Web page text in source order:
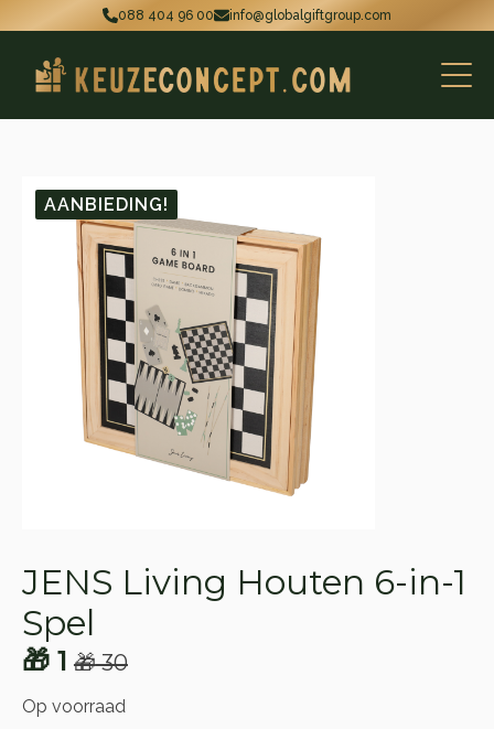
088 404 96 00 info@globalgiftgroup.com
AANBIEDING!
JENS Living Houten 6-in-1
Spel
🎁30
Oorspronkelijke
prijs
🎁 1
Huidige
prijs
Op voorraad